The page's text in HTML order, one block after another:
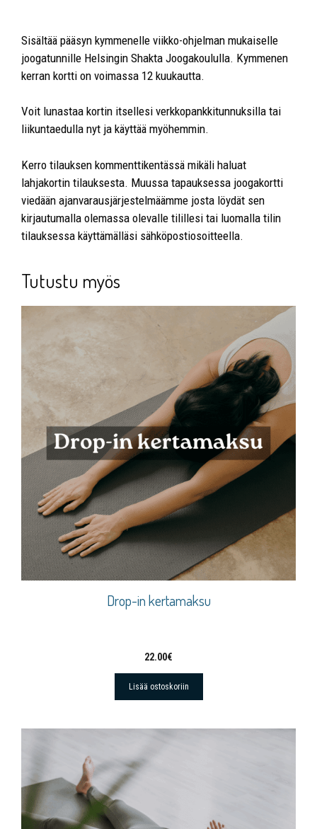
Sisältää pääsyn kymmenelle viikko-ohjelman mukaiselle
joogatunnille Helsingin Shakta Joogakoululla. Kymmenen
kerran kortti on voimassa 12 kuukautta.
Voit lunastaa kortin itsellesi verkkopankkitunnuksilla tai
liikuntaedulla nyt ja käyttää myöhemmin.
Kerro tilauksen kommenttikentässä mikäli haluat
lahjakortin tilauksesta. Muussa tapauksessa joogakortti
viedään ajanvarausjärjestelmäämme josta löydät sen
kirjautumalla olemassa olevalle tilillesi tai luomalla tilin
tilauksessa käyttämälläsi sähköpostiosoitteella.
Tutustu myös
Drop-in kertamaksu
22.00€
Lisää ostoskoriin